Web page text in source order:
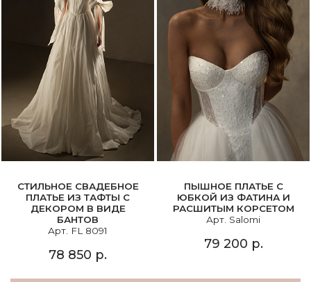
СТИЛЬНОЕ СВАДЕБНОЕ
ПЛАТЬЕ ИЗ ТАФТЫ С
ДЕКОРОМ В ВИДЕ
БАНТОВ
Арт. FL 8091
78 850 р.
ПЫШНОЕ ПЛАТЬЕ С
ЮБКОЙ ИЗ ФАТИНА И
РАСШИТЫМ КОРСЕТОМ
Арт. Salomi
79 200 р.